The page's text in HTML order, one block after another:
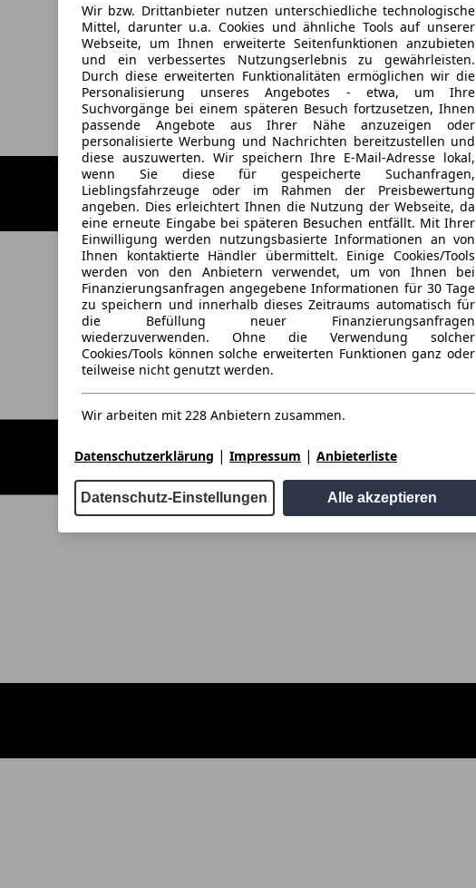
Wir bzw. Drittanbieter nutzen unterschiedliche technologische
Mittel, darunter u.a. Cookies und ähnliche Tools auf unserer
Webseite, um Ihnen erweiterte Seitenfunktionen anzubieten
und ein verbessertes Nutzungserlebnis zu gewährleisten.
Durch diese erweiterten Funktionalitäten ermöglichen wir die
Personalisierung unseres Angebotes - etwa, um Ihre
Suchvorgänge bei einem späteren Besuch fortzusetzen, Ihnen
passende Angebote aus Ihrer Nähe anzuzeigen oder
personalisierte Werbung und Nachrichten bereitzustellen und
diese auszuwerten. Wir speichern Ihre E-Mail-Adresse lokal,
wenn Sie diese für gespeicherte Suchanfragen,
Lieblingsfahrzeuge oder im Rahmen der Preisbewertung
angeben. Dies erleichtert Ihnen die Nutzung der Webseite, da
eine erneute Eingabe bei späteren Besuchen entfällt. Mit Ihrer
Einwilligung werden nutzungsbasierte Informationen an von
Ihnen kontaktierte Händler übermittelt. Einige Cookies/Tools
werden von den Anbietern verwendet, um von Ihnen bei
Finanzierungsanfragen angegebene Informationen für 30 Tage
zu speichern und innerhalb dieses Zeitraums automatisch für
die Befüllung neuer Finanzierungsanfragen
wiederzuverwenden. Ohne die Verwendung solcher
Cookies/Tools können solche erweiterten Funktionen ganz oder
teilweise nicht genutzt werden.
Wir arbeiten mit 228 Anbietern zusammen.
Datenschutzerklärung | Impressum | Anbieterliste
Datenschutz-Einstellungen Alle akzeptieren